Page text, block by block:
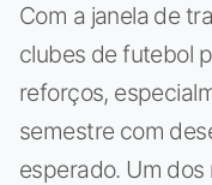
Com a janela de
clubes de futebol
reforços,
semestre com
esperado. Um